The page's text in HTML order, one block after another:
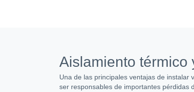
Aislamiento térmico
Una de las principales ventajas de instalar
ser responsables de importantes pérdidas